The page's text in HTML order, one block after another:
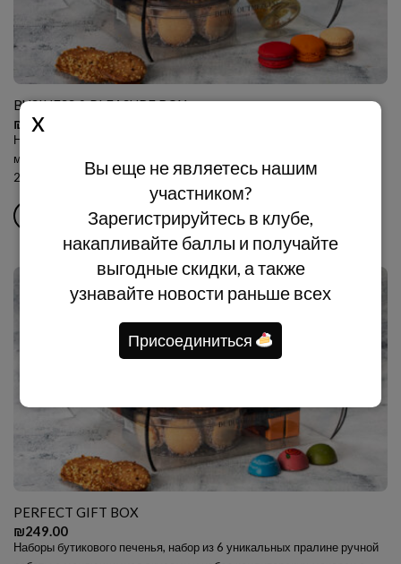
BUSINESS & PLEASURE BOX
₪
179.00
Наборы бутикового печенья, набор макарон-пирожных с
меняющимися вкусами и персональная бутылка игристого Blue Nun
200 мл
В КОРЗИНУ
PERFECT GIFT BOX
₪249.00
Наборы бутикового печенья, набор из 6 уникальных пралине ручной
Вы еще не являетесь нашим
участником?
Зарегистрируйтесь в клубе,
накапливайте баллы и получайте
выгодные скидки, а также
узнавайте новости раньше всех
Присоединиться